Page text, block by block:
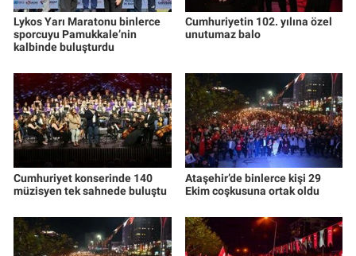
Lykos Yarı Maratonu binlerce
sporcuyu Pamukkale’nin
kalbinde buluşturdu
Cumhuriyetin 102. yılına özel
unutumaz balo
Cumhuriyet konserinde 140
müzisyen tek sahnede buluştu
Ataşehir’de binlerce kişi 29
Ekim coşkusuna ortak oldu